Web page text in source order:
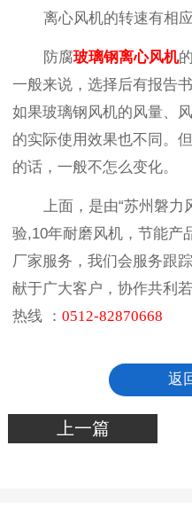
离心风机的转速有相应
防腐玻璃钢离心风机
一般来说，选择后有报告
如果玻璃钢风机的风量、
的实际使用效果也不同。
的话，一般不怎么变化。
上面，是由“苏州磐力
验,10年耐磨风机，节能产
厂家服务，我们会服务跟
献于广大客户，协作共利
热线
： 0512-82870668
返
上一篇